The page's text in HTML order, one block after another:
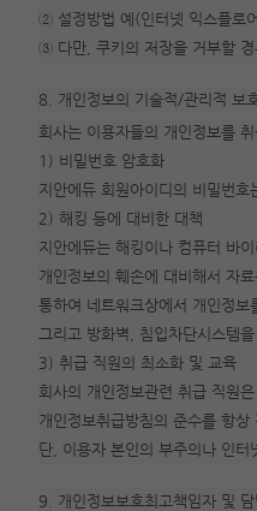
② 설정방법 예(인터넷 익스플로
③ 다만, 쿠키의 저장을 거부할 경
8. 개인정보의 기술적/관리적 보
회사는 이용자들의 개인정보를
1) 비밀번호 암호화
지안에듀 회원아이디의 비밀번
2) 해킹 등에 대비한 대책
지안에듀는 해킹이나 컴퓨터 바
개인정보의 훼손에 대비해서 자
통하여 네트워크상에서 개인정보
그리고 방화벽, 침입차단시스템
3) 취급 직원의 최소화 및 교육
회사의 개인정보관련 취급 직원
개인정보취급방침의 준수를 항상
단, 이용자 본인의 부주의나 인
9. 개인정보보호최고책임자 및